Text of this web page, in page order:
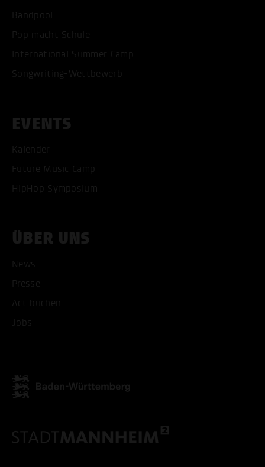
Bandpool
Pop macht Schule
International Summer Camp
Songwriting-Wettbewerb
EVENTS
Kalender
Future Music Camp
HipHop Symposium
ÜBER UNS
News
Presse
Act buchen
Jobs